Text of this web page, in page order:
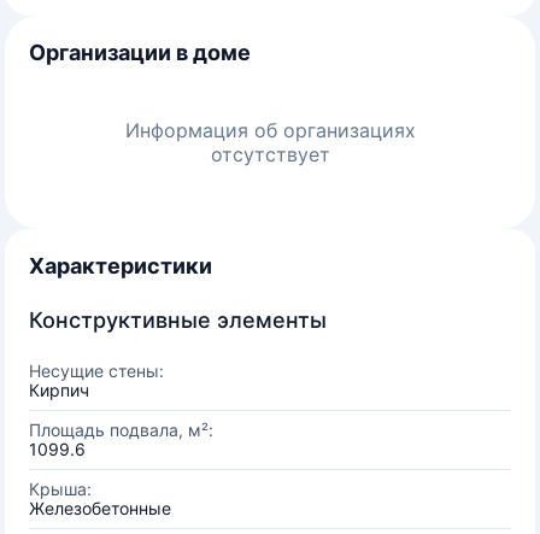
Организации в доме
Информация об организациях
отсутствует
Характеристики
Конструктивные элементы
Несущие стены:
Кирпич
Площадь подвала, м²:
1099.6
Крыша:
Железобетонные